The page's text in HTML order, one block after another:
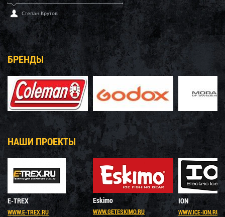
Степан Крутов
БРЕНДЫ
НАШИ ПРОЕКТЫ
E-TREX
WWW.E-TREX.RU
Eskimo
WWW.GETESKIMO.RU
ION
WWW.ICE-ION.RU